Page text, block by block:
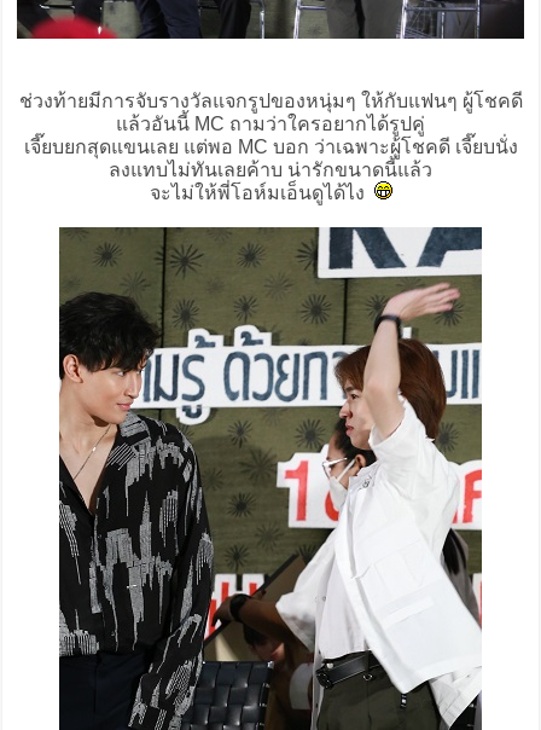
ช่วงท้ายมีการจับรางวัลแจกรูปของหนุ่มๆ ให้กับแฟนๆ ผู้โชคดี
แล้วอันนี้ MC ถามว่าใครอยากได้รูปคู่
เจี๊ยบยกสุดแขนเลย แต่พอ MC บอก ว่าเฉพาะผู้โชคดี เจี๊ยบนั่ง
ลงแทบไม่ทันเลยค้าบ น่ารักขนาดนี้แล้ว
จะไม่ให้พี่โอห์มเอ็นดูได้ไง